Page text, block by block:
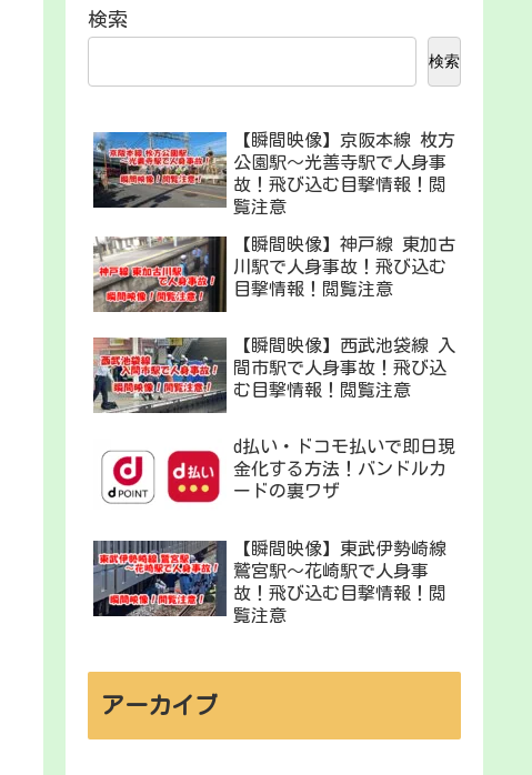
検索
検索
【瞬間映像】京阪本線 枚方
公園駅〜光善寺駅で人身事
故！飛び込む目撃情報！閲
覧注意
【瞬間映像】神戸線 東加古
川駅で人身事故！飛び込む
目撃情報！閲覧注意
【瞬間映像】西武池袋線 入
間市駅で人身事故！飛び込
む目撃情報！閲覧注意
d払い・ドコモ払いで即日現
金化する方法！バンドルカ
ードの裏ワザ
【瞬間映像】東武伊勢崎線
鷲宮駅〜花崎駅で人身事
故！飛び込む目撃情報！閲
覧注意
アーカイブ